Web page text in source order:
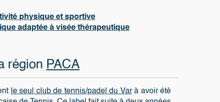
padel du Varà avoir été